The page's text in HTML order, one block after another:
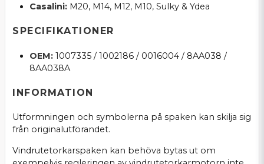
Casalini:M20, M14, M12, M10, Sulky & Ydea
SPECIFIKATIONER
OEM:1007335 / 1002186 / 0016004 / 8AA038 /
8AA038A
INFORMATION
Utformningen och symbolerna på spaken kan skilja sig
från originalutförandet.
Vindrutetorkarspaken kan behöva bytas ut om